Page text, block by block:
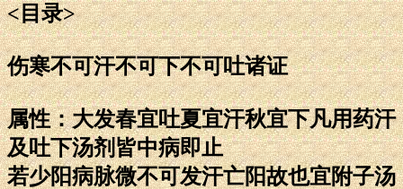
<目录>
伤寒不可汗不可下不可吐诸证
属性：大发春宜吐夏宜汗秋宜下凡用药汗
及吐下汤剂皆中病即止
若少阳病脉微不可发汗亡阳故也宜附子汤